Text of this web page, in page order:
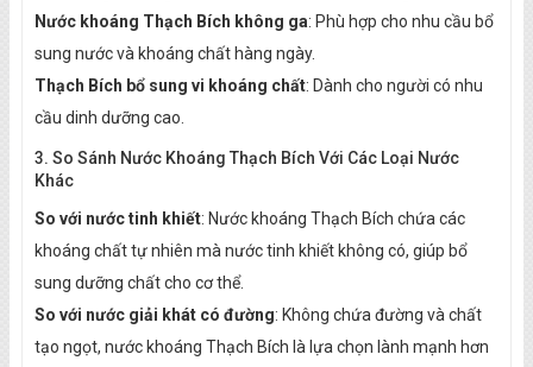
Nước khoáng Thạch Bích không ga: Phù hợp cho nhu cầu bổ
sung nước và khoáng chất hàng ngày.
Thạch Bích bổ sung vi khoáng chất: Dành cho người có nhu
cầu dinh dưỡng cao.
3. So Sánh Nước Khoáng Thạch Bích Với Các Loại Nước
Khác
So với nước tinh khiết: Nước khoáng Thạch Bích chứa các
khoáng chất tự nhiên mà nước tinh khiết không có, giúp bổ
sung dưỡng chất cho cơ thể.
So với nước giải khát có đường: Không chứa đường và chất
tạo ngọt, nước khoáng Thạch Bích là lựa chọn lành mạnh hơn